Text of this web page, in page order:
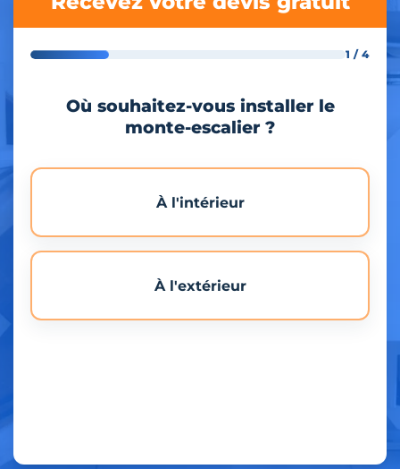
1 / 4
Où souhaitez-vous installer le
monte-escalier ?
À l'intérieur
À l'extérieur